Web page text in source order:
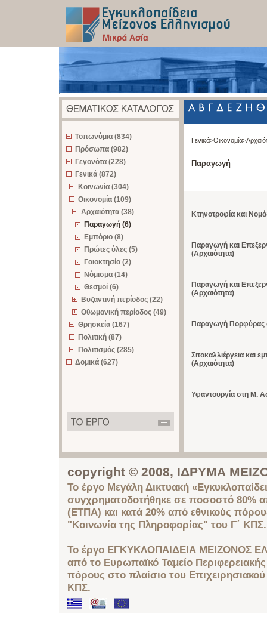
Τοπωνύμια (834)
Πρόσωπα (982)
Γεγονότα (228)
Γενικά (872)
Κοινωνία (304)
Οικονομία (109)
Αρχαιότητα (38)
Παραγωγή (6)
Εμπόριο (8)
Πρώτες ύλες (5)
Γαιοκτησία (2)
Νόμισμα (14)
Θεσμοί (6)
Βυζαντινή περίοδος (22)
Οθωμανική περίοδος (49)
Θρησκεία (167)
Πολιτική (87)
Πολιτισμός (285)
Δομικά (627)
Γενικά>Οικονομία>
Παραγωγή
Κτηνοτροφία και
Παραγωγή και
(Αρχαιότητα)
Παραγωγή και
(Αρχαιότητα)
Παραγωγή Πορφύρας
Σιτοκαλλιέργεια και
(Αρχαιότητα)
Υφαντουργία στη Μ.
copyright © 2008, ΙΔΡΥΜΑ
Το έργο Μεγάλη Δικτυακή
συγχρηματοδοτήθηκε σε ποσοστό 80%
(ΕΤΠΑ) και κατά 20% από εθνικούς
"Κοινωνία της Πληροφορίας" του Γ΄ ΚΠΣ.
Το έργο ΕΓΚΥΚΛΟΠΑΙΔΕΙΑ ΜΕΙΖΟΝΟΣ
από το Ευρωπαϊκό Ταμείο
πόρους στο πλαίσιο του
ΚΠΣ.